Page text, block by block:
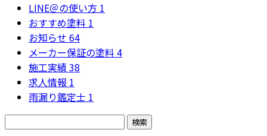
LINE＠の使い方 1
おすすめ塗料 1
お知らせ 64
メーカー保証の塗料 4
施工実績38
求人情報 1
雨漏り鑑定士 1